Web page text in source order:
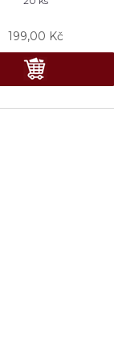
199,00 Kč